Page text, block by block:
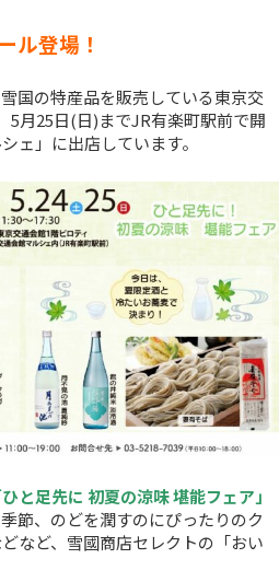
ル登場！
国の特産品を販売している東京交
5月25日(日)までJR有楽町駅前で開
ェ」に出店しています。
ひと足先に 初夏の涼味 堪能フェア」
節、のどを潤すのにぴったりのク
など、雪國商店セレクトの「おい